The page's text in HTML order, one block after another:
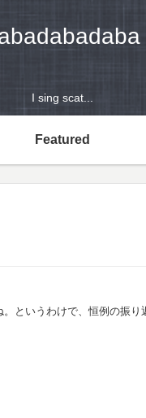
I sing scat...
Featured
というわけで、恒例の振り